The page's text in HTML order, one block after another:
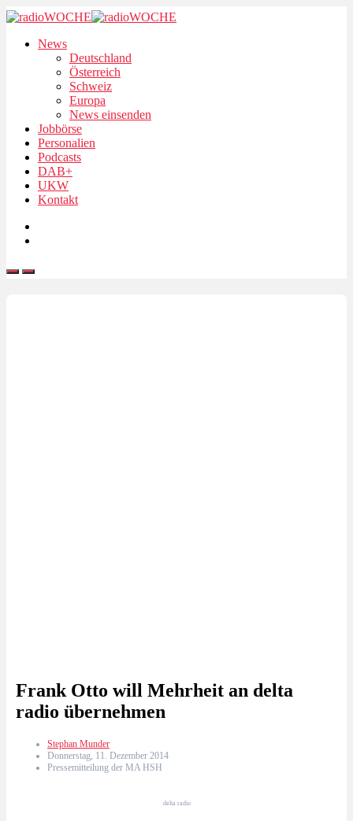
News
Deutschland
Österreich
Schweiz
Europa
News einsenden
Jobbörse
Personalien
Podcasts
DAB+
UKW
Kontakt
Frank Otto will Mehrheit an delta
radio übernehmen
Stephan Munder
Donnerstag, 11. Dezember 2014
Pressemitteilung der MA HSH
delta radio